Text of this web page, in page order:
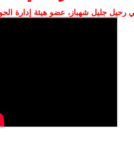
رحيل جليل شهباز، عضو هيئة إدارة